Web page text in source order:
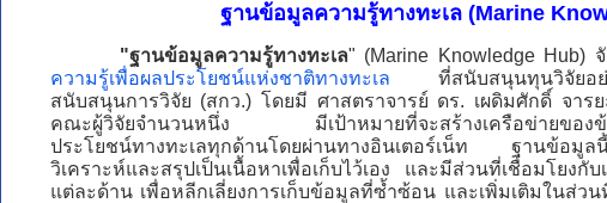
ฐานข้อมูลความรู้ทางทะเล (Marine
"ฐานข้อมูลความรู้ทางทะเล" (Marine Knowledge Hub)
ความรู้เพื่อผลประโยชน์แห่งชาติทางทะเล ที่สนับสนุนทุนวิจัยอย่า
สนับสนุนการวิจัย (สกว.) โดยมี ศาสตราจารย์ ดร. เผดิมศักดิ์ จาร
คณะผู้วิจัยจำนวนหนึ่ง มีเป้าหมายที่จะสร้างเครือข่ายของข้อ
ประโยชน์ทางทะเลทุกด้านโดยผ่านทางอินเตอร์เน็ท ฐานข้อ
วิเคราะห์และสรุปเป็นเนื้อหาเพื่อเก็บไว้เอง และมีส่วนที่เชื่อมโยง
แต่ละด้าน เพื่อหลีกเลี่ยงการเก็บข้อมูลที่ซ้ำซ้อน และเพิ่มเติมในส่ว